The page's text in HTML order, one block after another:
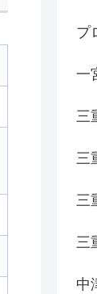
プ
一
三
三
三
三
中